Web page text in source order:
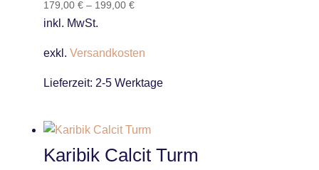
179,00 €– 199,00 €
inkl. MwSt.
exkl. Versandkosten
Lieferzeit: 2-5 Werktage
Karibik Calcit Turm